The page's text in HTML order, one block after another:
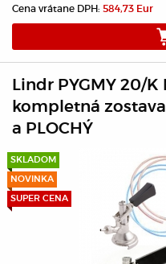
Cena vrátane DPH: 584,73 Eur
Lindr PYGMY 20/K
kompletná
a PLOCHÝ
SKLADOM
NOVINKA
SUPER CENA